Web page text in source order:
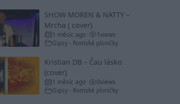
SHOW MOREN & NATTY –
Mrcha ( cover)
1 měsíc ago 1views
Gipsy - Romské písničky
Kristian DB – Čau lásko
(cover)
1 měsíc ago 0views
Gipsy - Romské písničky